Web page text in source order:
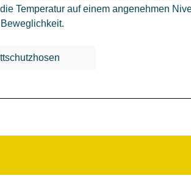
Temperatur auf einem angenehmen